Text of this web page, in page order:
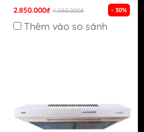
2.850.000₫ 4.080.000₫ - 30%
Thêm vào so sánh